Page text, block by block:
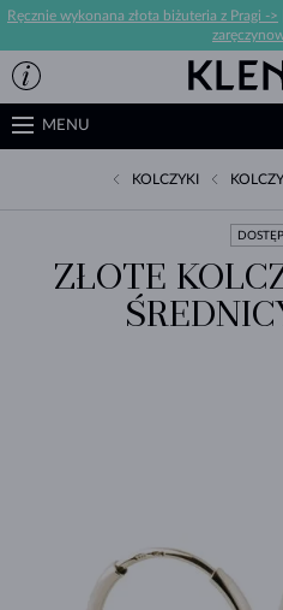
Ręcznie wykonana złota biżuteria z Pragi ->
MENU
KOLCZYKI
ZŁOTE